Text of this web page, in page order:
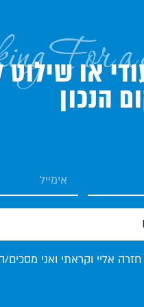
For
או
הנכון
אליי וקראתי ואני מסכים/